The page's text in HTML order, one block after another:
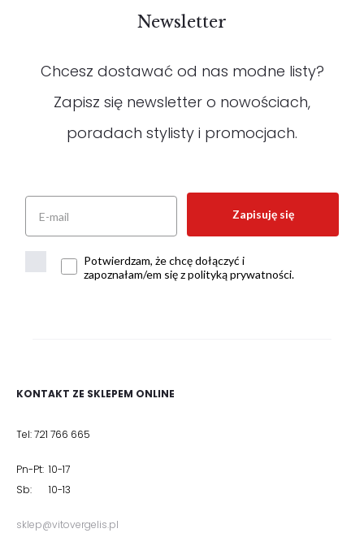
Newsletter
Chcesz dostawać od nas modne listy?
Zapisz się newsletter o nowościach,
poradach stylisty i promocjach.
Zapisuję się
Potwierdzam, że chcę dołączyć i
zapoznałam/em się z polityką prywatności.
KONTAKT ZE SKLEPEM ONLINE
Tel: 721 766 665
Pn-Pt: 10-17
Sb: 10-13
sklep@vitovergelis.pl